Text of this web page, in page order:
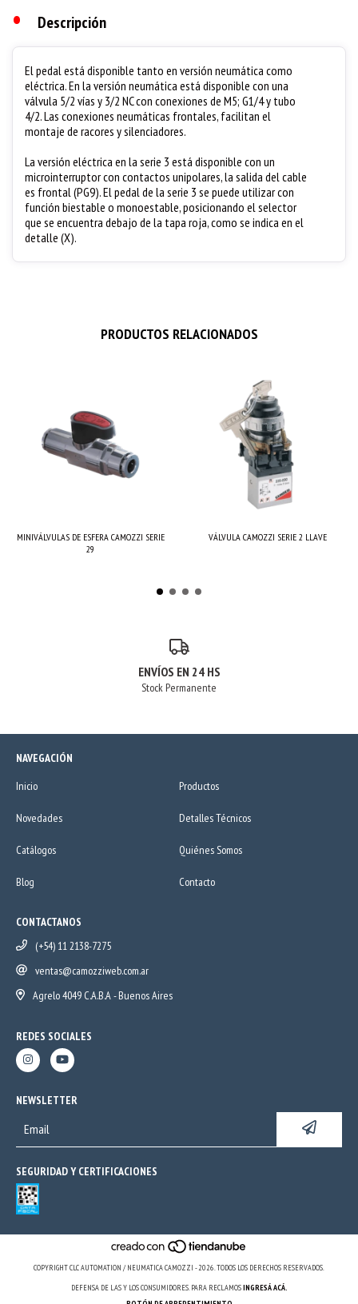
• Descripción
El pedal está disponible tanto en versión neumática como
eléctrica. En la versión neumática está disponible con una
válvula 5/2 vías y 3/2 NC con conexiones de M5; G1/4 y tubo
4/2. Las conexiones neumáticas frontales, facilitan el
montaje de racores y silenciadores.
La versión eléctrica en la serie 3 está disponible con un
microinterruptor con contactos unipolares, la salida del cable
es frontal (PG9). El pedal de la serie 3 se puede utilizar con
función biestable o monoestable, posicionando el selector
que se encuentra debajo de la tapa roja, como se indica en el
detalle (X).
PRODUCTOS RELACIONADOS
MINIVÁLVULAS DE ESFERA CAMOZZI SERIE
29
VÁLVULA CAMOZZI SERIE 2 LLAVE
ENVÍOS EN 24 HS
Stock Permanente
NAVEGACIÓN
Inicio
Productos
Novedades Detalles Técnicos
Catálogos Quiénes Somos
Blog Contacto
CONTACTANOS
(+54) 11 2138-7275
ventas@camozziweb.com.ar
Agrelo 4049 C.A.B.A - Buenos Aires
REDES SOCIALES
NEWSLETTER
SEGURIDAD Y CERTIFICACIONES
COPYRIGHT CLC AUTOMATION / NEUMATICA CAMOZZI - 2026. TODOS LOS DERECHOS RESERVADOS.
DEFENSA DE LAS Y LOS CONSUMIDORES. PARA RECLAMOSINGRESÁ ACÁ.